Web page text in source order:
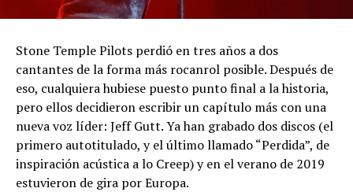
Stone Temple Pilots perdió en tres años a dos
cantantes de la forma más rocanrol posible. Después de
eso, cualquiera hubiese puesto punto final a la historia,
pero ellos decidieron escribir un capítulo más con una
nueva voz líder: Jeff Gutt. Ya han grabado dos discos (el
primero autotitulado, y el último llamado “Perdida”, de
inspiración acústica a lo Creep) y en el verano de 2019
estuvieron de gira por Europa.